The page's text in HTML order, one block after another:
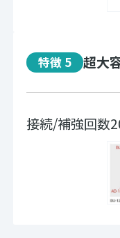
特徴 5 超大
接続/補強回数